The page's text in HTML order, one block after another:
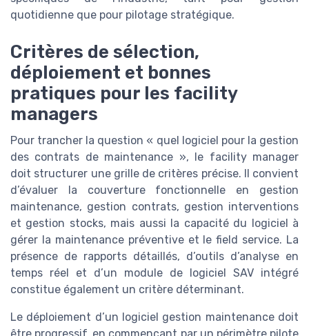
quotidienne que pour pilotage stratégique.
Critères de sélection,
déploiement et bonnes
pratiques pour les facility
managers
Pour trancher la question « quel logiciel pour la gestion
des contrats de maintenance », le facility manager
doit structurer une grille de critères précise. Il convient
d’évaluer la couverture fonctionnelle en gestion
maintenance, gestion contrats, gestion interventions
et gestion stocks, mais aussi la capacité du logiciel à
gérer la maintenance préventive et le field service. La
présence de rapports détaillés, d’outils d’analyse en
temps réel et d’un module de logiciel SAV intégré
constitue également un critère déterminant.
Le déploiement d’un logiciel gestion maintenance doit